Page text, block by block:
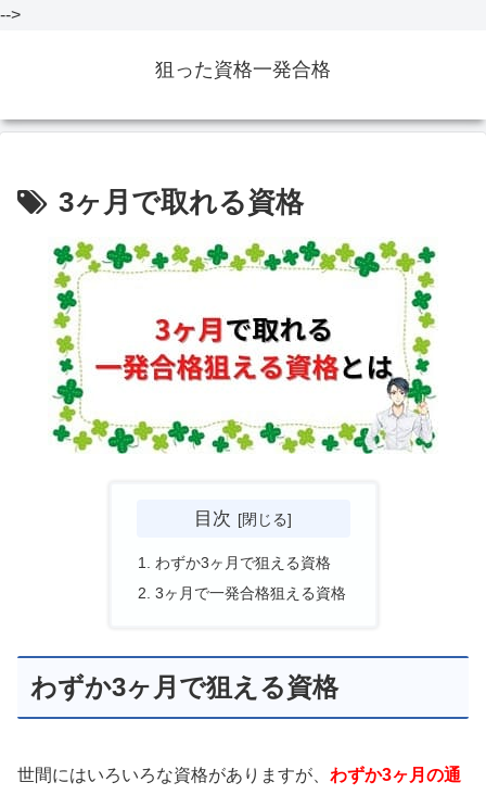
-->
狙った資格一発合格
3ヶ月で取れる資格
目次
わずか3ヶ月で狙える資格
3ヶ月で一発合格狙える資格
わずか3ヶ月で狙える資格
世間にはいろいろな資格がありますが、 わずか3ヶ月の通